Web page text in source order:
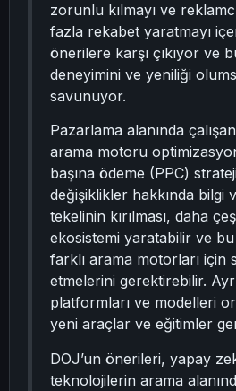
zorunlu kılmayı ve
fazla rekabet yaratmayı
önerilere karşı çıkıyor ve
deneyimini ve yeniliği
savunuyor.
Pazarlama alanında
arama motoru
başına ödeme (PPC)
değişiklikler hakkında bilgi
tekelinin kırılması, daha
ekosistemi yaratabilir ve bu
farklı arama motorları için
etmelerini gerektirebilir.
platformları ve modelleri
yeni araçlar ve eğitimler
DOJ’un önerileri, yapay
teknolojilerin arama